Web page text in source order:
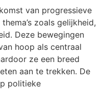
van progressieve
zoals gelijkheid,
Deze bewegingen
hoop als centraal
ze een breed
aan te trekken. De
politieke